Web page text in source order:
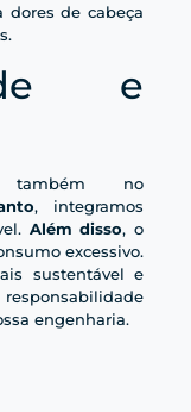
dores de cabeça
e
também no
, integramos
Além disso, o
excessivo.
sustentável e
responsabilidade
engenharia.